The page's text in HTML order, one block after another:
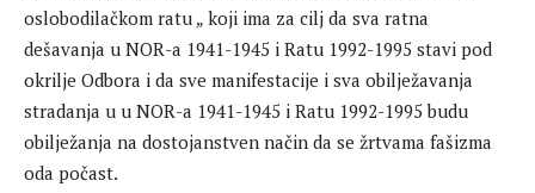
oslobodilačkom ratu „ koji ima za cilj da sva ratna
dešavanja u NOR-a 1941-1945 i Ratu 1992-1995 stavi pod
okrilje Odbora i da sve manifestacije i sva obilježavanja
stradanja u u NOR-a 1941-1945 i Ratu 1992-1995 budu
obilježanja na dostojanstven način da se žrtvama fašizma
oda počast.